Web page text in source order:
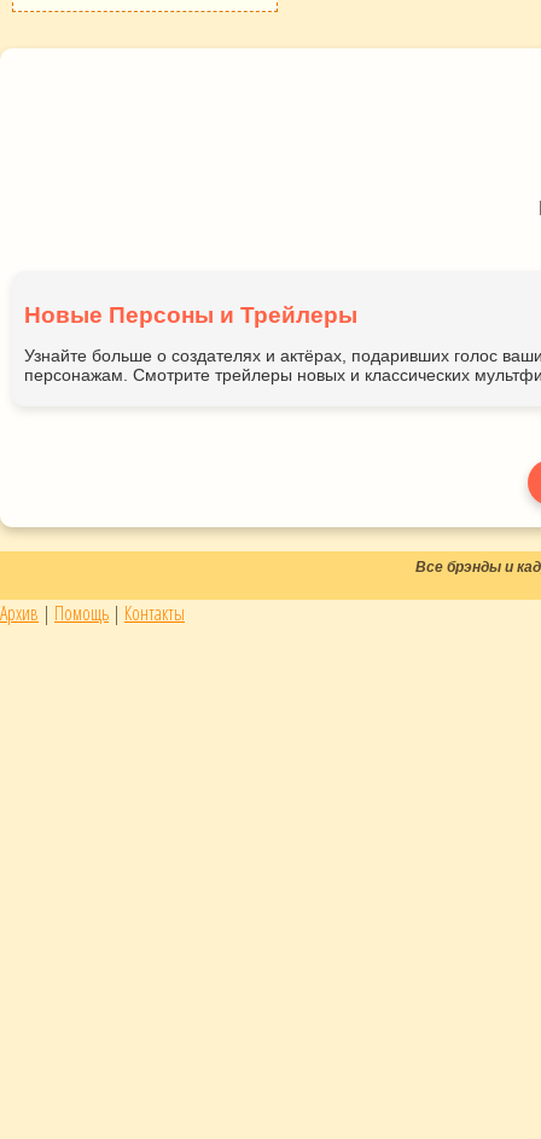
Новые Персоны и Трейлеры
Узнайте больше о создателях и актёрах, подаривших голос
персонажам. Смотрите трейлеры новых и классических
Все брэнды и
Архив | Помощь | Контакты